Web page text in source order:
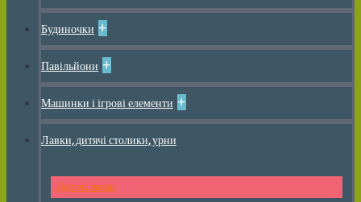
Будиночки +
Павільйони +
Машинки і ігрові елементи +
Лавки, дитячі столики, урни
Дитячі лавки